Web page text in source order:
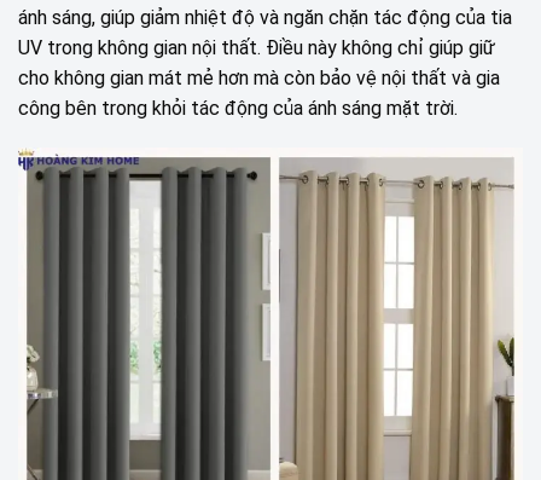
ánh sáng, giúp giảm nhiệt độ và ngăn chặn tác động của tia
UV trong không gian nội thất. Điều này không chỉ giúp giữ
cho không gian mát mẻ hơn mà còn bảo vệ nội thất và gia
công bên trong khỏi tác động của ánh sáng mặt trời.